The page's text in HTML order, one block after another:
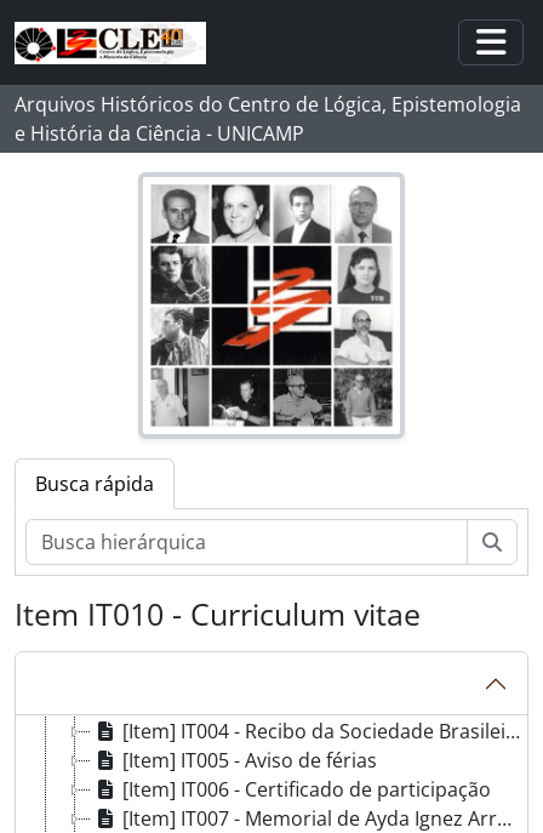
Skip to main content
Arquivos Históricos do Centro de Lógica, Epistemologia
e História da Ciência - UNICAMP
Busca rápida
Item IT010 - Curriculum vitae
[Fundo] FAIA - Ayda Ignez Arruda
[Série] DP - Documentos Pessoais
[Item] IT002 - Termo de contrato de trabalho
[Item] IT004 - Recibo da Sociedade Brasileira de Lógica
[Item] IT005 - Aviso de férias
[Item] IT006 - Certificado de participação
[Item] IT007 - Memorial de Ayda Ignez Arruda